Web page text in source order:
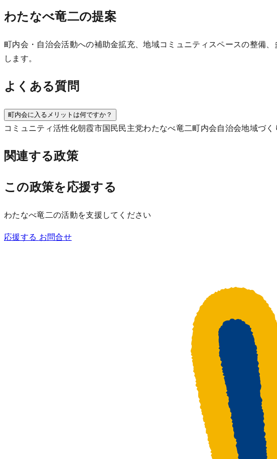
わたなべ竜二の提案
町内会・自治会活動への補助金拡充、地域コミュニティスペースの整備
します。
よくある質問
町内会に入るメリットは何ですか？
コミュニティ活性化朝霞市国民民主党わたなべ竜二町内会自治会地域づく
関連する政策
この政策を応援する
わたなべ竜二の活動を支援してください
応援する お問合せ